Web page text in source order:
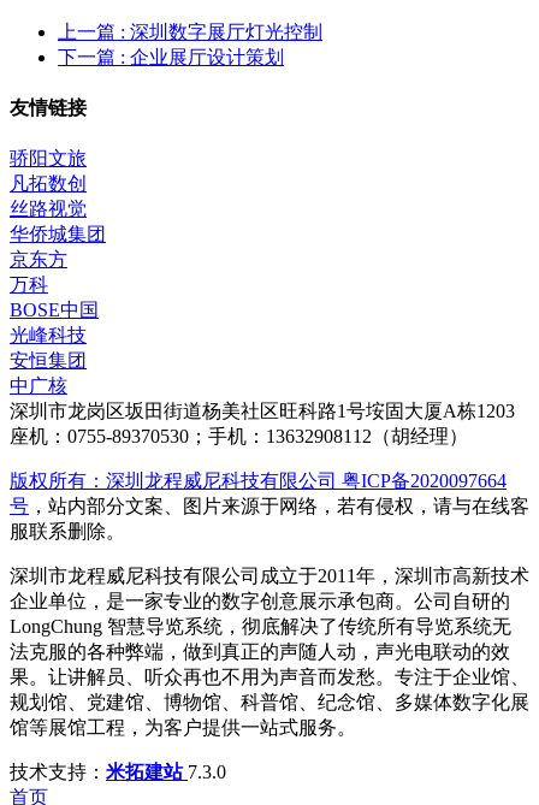
上一篇 : 深圳数字展厅灯光控制
下一篇 : 企业展厅设计策划
友情链接
骄阳文旅
凡拓数创
丝路视觉
华侨城集团
京东方
万科
BOSE中国
光峰科技
安恒集团
中广核
深圳市龙岗区坂田街道杨美社区旺科路1号垵固大厦A栋1203
座机：0755-89370530；手机：13632908112（胡经理）
版权所有：深圳龙程威尼科技有限公司 粤ICP备2020097664
号 ，站内部分文案、图片来源于网络，若有侵权，请与在线客
服联系删除。
深圳市龙程威尼科技有限公司成立于2011年，深圳市高新技术
企业单位，是一家专业的数字创意展示承包商。公司自研的
LongChung 智慧导览系统，彻底解决了传统所有导览系统无
法克服的各种弊端，做到真正的声随人动，声光电联动的效
果。让讲解员、听众再也不用为声音而发愁。专注于企业馆、
规划馆、党建馆、博物馆、科普馆、纪念馆、多媒体数字化展
馆等展馆工程，为客户提供一站式服务。
技术支持： 米拓建站 7.3.0
首页